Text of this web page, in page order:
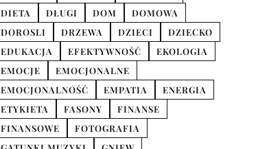
DIETA
DŁUGI DOM
DOMOWA
DOROSLI
DRZEWA DZIECI
DZIECKO
EDUKACJA
EFEKTYWNOŚĆ
EKOLOGIA
EMOCJE
EMOCJONALNE
EMOCJONALNOŚĆ
EMPATIA
ENERGIA
ETYKIETA
FASONY
FINANSE
FINANSOWE
FOTOGRAFIA